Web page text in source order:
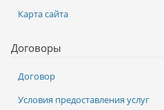
Карта сайта
Договоры
Договор
Условия предоставления услуг